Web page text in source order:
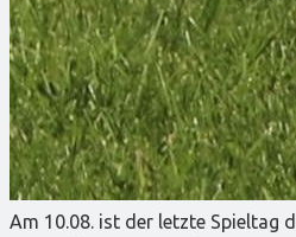
Am 10.08. ist der letzte Spieltag